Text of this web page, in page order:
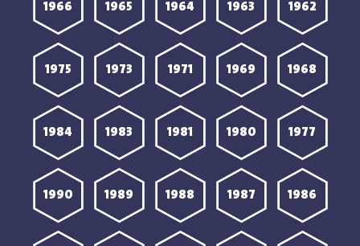
1962
1963
1964
1965
1966
1968
1969
1971
1973
1975
1977
1980
1981
1983
1984
1986
1987
1988
1989
1990